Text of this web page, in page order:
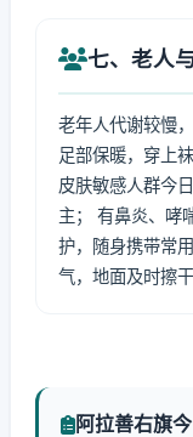
七、老人
老年人代谢较慢
足部保暖，穿上
皮肤敏感人群今
主； 有鼻炎、哮
护，随身携带常
气，地面及时擦
阿拉善右旗